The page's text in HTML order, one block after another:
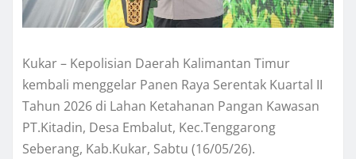
Kukar – Kepolisian Daerah Kalimantan Timur
kembali menggelar Panen Raya Serentak Kuartal II
Tahun 2026 di Lahan Ketahanan Pangan Kawasan
PT.Kitadin, Desa Embalut, Kec.Tenggarong
Seberang, Kab.Kukar, Sabtu (16/05/26).